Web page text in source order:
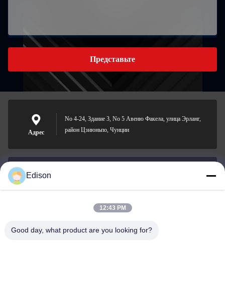
Представьте
Адрес
No 4-24, Здание 3, No 5 Авеню Факела, улица Эрланг,
район Цзиюньпо, Чунцин
Электронная
Edison
12:43 PM
Good day, what product are you looking for?